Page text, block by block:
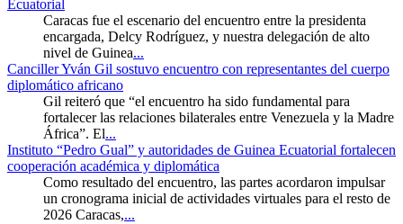
Ecuatorial
Caracas fue el escenario del encuentro entre la presidenta
encargada, Delcy Rodríguez, y nuestra delegación de alto
nivel de Guinea...
Canciller Yván Gil sostuvo encuentro con representantes del cuerpo
diplomático africano
Gil reiteró que “el encuentro ha sido fundamental para
fortalecer las relaciones bilaterales entre Venezuela y la Madre
África”. El...
Instituto “Pedro Gual” y autoridades de Guinea Ecuatorial fortalecen
cooperación académica y diplomática
Como resultado del encuentro, las partes acordaron impulsar
un cronograma inicial de actividades virtuales para el resto de
2026 Caracas,...